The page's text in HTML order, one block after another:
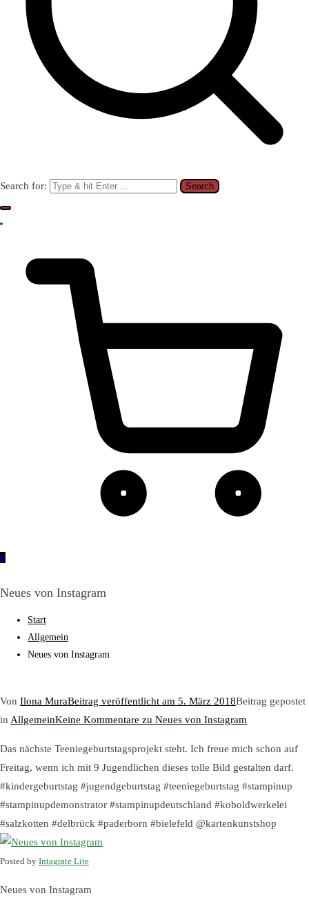
Search for:
0
Neues von Instagram
Start
Allgemein
Neues von Instagram
Von Ilona MuraBeitrag veröffentlicht am 5. März 2018Beitrag gepostet
in AllgemeinKeine Kommentare zu Neues von Instagram
Das nächste Teeniegeburtstagsprojekt steht. Ich freue mich schon auf
Freitag, wenn ich mit 9 Jugendlichen dieses tolle Bild gestalten darf.
#kindergeburtstag #jugendgeburtstag #teeniegeburtstag #stampinup
#stampinupdemonstrator #stampinupdeutschland #koboldwerkelei
#salzkotten #delbrück #paderborn #bielefeld @kartenkunstshop
Posted by Intagrate Lite
Neues von Instagram